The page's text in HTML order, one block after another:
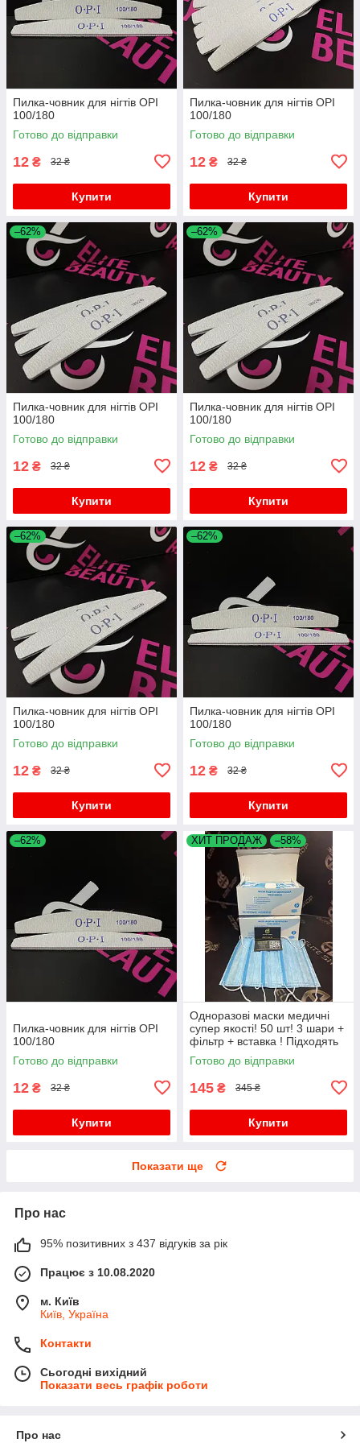
Пилка-човник для нігтів OPI
100/180
Готово до відправки
12 ₴ 32 ₴
Купити
Пилка-човник для нігтів OPI
100/180
Готово до відправки
12 ₴ 32 ₴
Купити
–62%
Пилка-човник для нігтів OPI
100/180
Готово до відправки
12 ₴ 32 ₴
Купити
–62%
Пилка-човник для нігтів OPI
100/180
Готово до відправки
12 ₴ 32 ₴
Купити
–62%
Пилка-човник для нігтів OPI
100/180
Готово до відправки
12 ₴ 32 ₴
Купити
–62%
Пилка-човник для нігтів OPI
100/180
Готово до відправки
12 ₴ 32 ₴
Купити
–62%
Пилка-човник для нігтів OPI
100/180
Готово до відправки
12 ₴ 32 ₴
Купити
ХИТ ПРОДАЖ –58%
Одноразові маски медичні
супер якості! 50 шт! 3 шари +
фільтр + вставка ! Підходять
дітям для школи!
Готово до відправки
145 ₴ 345 ₴
Купити
Показати ще
Про нас
95% позитивних з 437 відгуків за рік
Працює з 10.08.2020
м. Київ
Київ, Україна
Контакти
Сьогодні вихідний
Показати весь графік роботи
Про нас